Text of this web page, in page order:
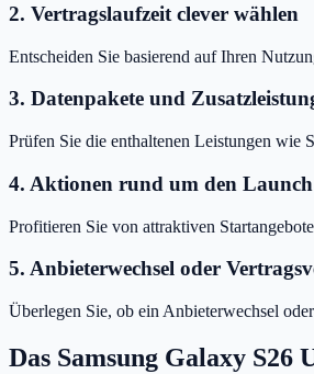
2. Vertragslaufzeit clever wählen
Entscheiden Sie basierend auf Ihren
3. Datenpakete und
Prüfen Sie die enthaltenen Leistungen wie
4. Aktionen rund um den
Profitieren Sie von attraktiven
5. Anbieterwechsel oder
Überlegen Sie, ob ein Anbieterwechsel
Das Samsung Galaxy